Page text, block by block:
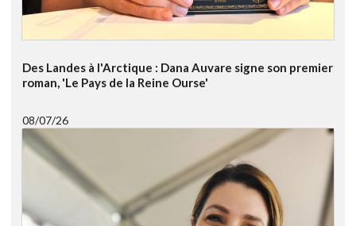
Des Landes à l'Arctique : Dana Auvare signe son premier
roman, 'Le Pays de la Reine Ourse'
08/07/26